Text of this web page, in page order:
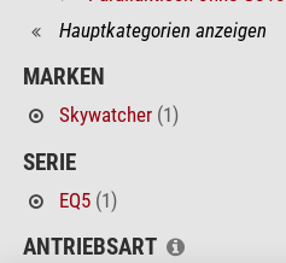
Hauptkategorien anzeigen
MARKEN
Skywatcher (1)
SERIE
EQ5 (1)
ANTRIEBSART